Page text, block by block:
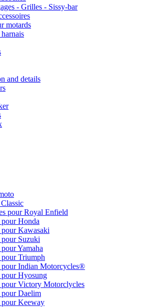
- Grilles - Sissy-bar
motards
and details
pour Royal Enfield
pour Honda
pour Kawasaki
pour Suzuki
pour Yamaha
pour Triumph
pour Indian Motorcycles®
pour Hyosung
pour Victory Motorclycles
pour Daelim
pour Keeway